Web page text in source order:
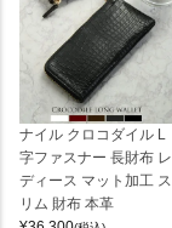
ナイル クロコダイル L
字ファスナー 長財布 レ
ディース マット加工 ス
リム 財布 本革